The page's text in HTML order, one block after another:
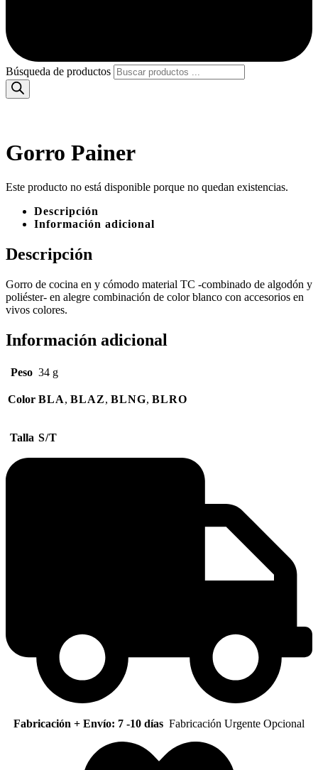
Búsqueda de productos
Gorro Painer
Este producto no está disponible porque no quedan existencias.
Descripción
Información adicional
Descripción
Gorro de cocina en y cómodo material TC -combinado de algodón y
poliéster- en alegre combinación de color blanco con accesorios en
vivos colores.
Información adicional
Peso 34 g
Color BLA, BLAZ, BLNG, BLRO
Talla S/T
Fabricación + Envío: 7 -10 días Fabricación Urgente Opcional